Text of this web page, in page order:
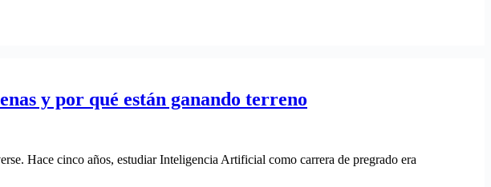
y por qué están ganando terreno
Hace cinco años, estudiar Inteligencia Artificial como carrera de pregrado era